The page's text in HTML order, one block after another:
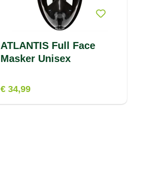
ATLANTIS Full Face
Masker Unisex
€ 34,99